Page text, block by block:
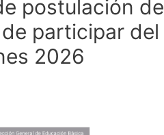
postulación de
participar del
2026